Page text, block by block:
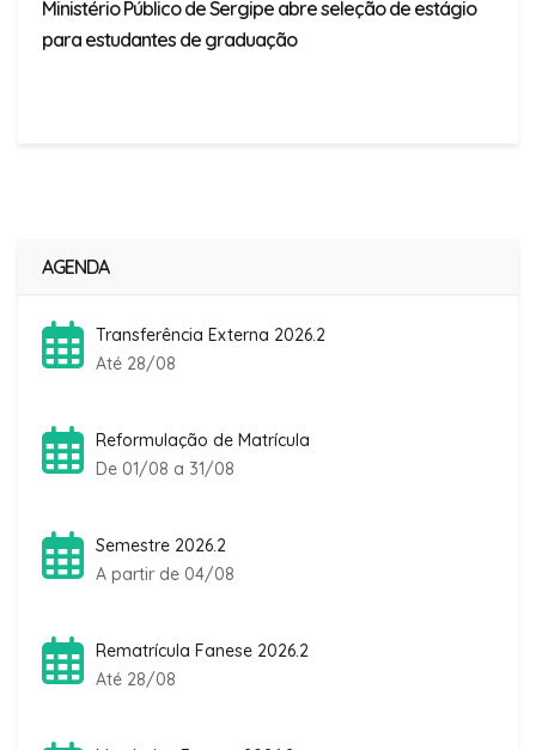
Ministério Público de Sergipe abre seleção de estágio
para estudantes de graduação
AGENDA
Transferência Externa 2026.2
Até 28/08
Reformulação de Matrícula
De 01/08 a 31/08
Semestre 2026.2
A partir de 04/08
Rematrícula Fanese 2026.2
Até 28/08